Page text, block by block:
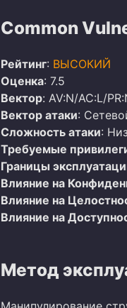
Common
Рейтинг: ВЫСОКИЙ
Оценка: 7.5
Вектор: AV:N/AC:L/
Вектор атаки:
Сложность атаки:
Требуемые
Границы
Влияние на
Влияние на
Влияние на
Метод